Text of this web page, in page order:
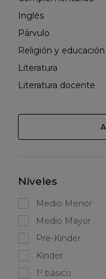
Inglés
Párvulo
Religión y
Literatura
Literatura docente
Niveles
Medio Menor
Medio Mayor
Pre-Kinder
Kinder
1º básico